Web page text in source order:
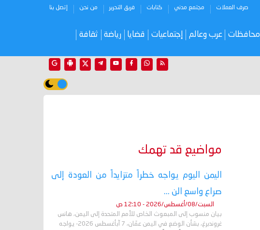
صرف العملات مجتمع مدني كتابات فريق التحرير من نحن إتصل بنا
محافظات عرب وعالم إجتماعيات قضايا رياضة ثقافة
مواضيع قد تهمك
اليمن اليوم يواجه خطراً متزايداً من العودة إلى
صراع واسع الن ...
السبت/08/أغسطس/2026 - 12:10 ص
بيان منسوب إلى المبعوث الخاص للأمم المتحدة إلى اليمن، هانس
غروندبرغ، بشأن الوضع في اليمن عمّان، 7 آبأغسطس 2026- يواجه